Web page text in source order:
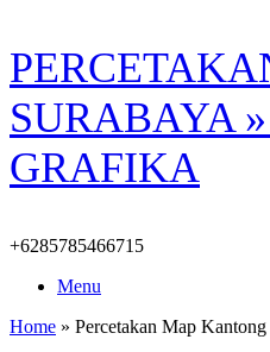
Skip
to
content
SURABAYA
GRAFIKA
+6285785466715
Menu
Home » Percetakan Map